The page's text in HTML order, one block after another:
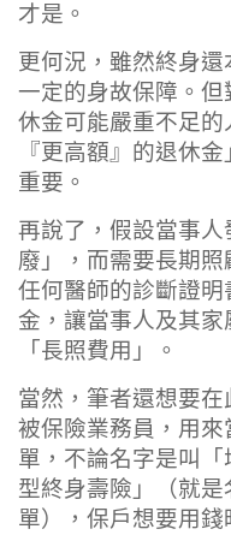
才是。
更何況，雖然終身
一定的身故保障。
休金可能嚴重不足
『更高額』的退休
重要。
再說了，假設當事
廢」，而需要長期
任何醫師的診斷證
金，讓當事人及其
「長照費用」。
當然，筆者還想要
被保險業務員，用
單，不論名字是叫
型終身壽險」（就
單），保戶想要用